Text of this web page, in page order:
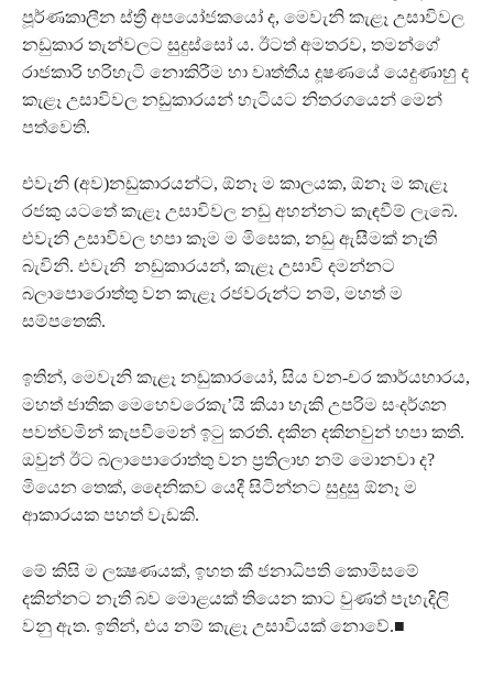
පූර්ණකාලීන ස්ත්‍රී අපයෝජකයෝ ද, මෙවැනි කැළෑ උසාවිවල
නඩුකාර තැන්වලට සුදුස්සෝ ය. ඊටත් අමතරව, තමන්ගේ
රාජකාරි හරිහැටි නොකිරීම හා වෘත්තීය දූෂණයේ යෙදුණාහු ද
කැළෑ උසාවිවල නඩුකාරයන් හැටියට නිතරගයෙන් මෙන්
පත්වෙති.
එවැනි (අව)නඩුකාරයන්ට, ඕනෑ ම කාලයක, ඕනෑ ම කැළෑ
රජකු යටතේ කැළෑ උසාවිවල නඩු අහන්නට කැඳවීම් ලැබේ.
එවැනි උසාවිවල හපා කෑම ම මිසෙක, නඩු ඇසීමක් නැති
බැවිනි. එවැනි නඩුකාරයන්, කැළෑ උසාවි දමන්නට
බලාපොරොත්තු වන කැළෑ රජවරුන්ට නම්, මහත් ම
සම්පතෙකි.
ඉතින්, මෙවැනි කැළෑ නඩුකාරයෝ, සිය වන-චර කාර්යභාරය,
මහත් ජාතික මෙහෙවරෙකැ’යි කියා හැකි උපරිම සංදර්ශන
පවත්වමින් කැපවීමෙන් ඉටු කරති. දකින දකිනවුන් හපා කති.
ඔවුන් ඊට බලාපොරොත්තු වන ප්‍රතිලාභ නම් මොනවා ද?
මියෙන තෙක්, දෛනිකව යෙදී සිටින්නට සුදුසු ඕනෑ ම
ආකාරයක පහත් වැඩකි.
මේ කිසි ම ලක්‍ෂණයක්, ඉහත කී ජනාධිපති කොමිසමේ
දකින්නට නැති බව මොළයක් තියෙන කාට වුණත් පැහැදිලි
වනු ඇත. ඉතින්, එය නම් කැළෑ උසාවියක් නොවේ.■